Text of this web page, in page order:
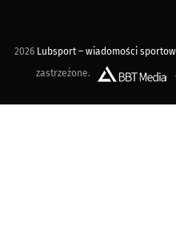
2026 Lubsport – wiadomości
zastrzeżone.